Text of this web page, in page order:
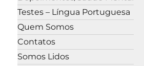
Testes – Língua Portuguesa
Quem Somos
Contatos
Somos Lidos